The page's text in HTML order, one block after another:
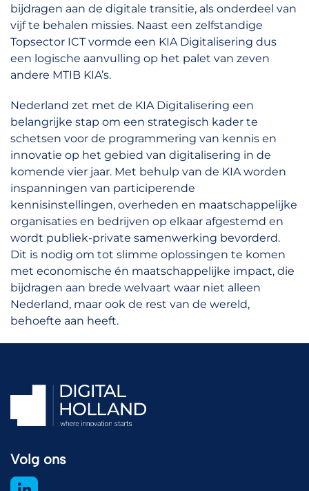
bijdragen aan de digitale transitie, als onderdeel van
vijf te behalen missies. Naast een zelfstandige
Topsector ICT vormde een KIA Digitalisering dus
een logische aanvulling op het palet van zeven
andere MTIB KIA’s.
Nederland zet met de KIA Digitalisering een
belangrijke stap om een strategisch kader te
schetsen voor de programmering van kennis en
innovatie op het gebied van digitalisering in de
komende vier jaar. Met behulp van de KIA worden
inspanningen van participerende
kennisinstellingen, overheden en maatschappelijke
organisaties en bedrijven op elkaar afgestemd en
wordt publiek-private samenwerking bevorderd.
Dit is nodig om tot slimme oplossingen te komen
met economische én maatschappelijke impact, die
bijdragen aan brede welvaart waar niet alleen
Nederland, maar ook de rest van de wereld,
behoefte aan heeft.
Volg ons